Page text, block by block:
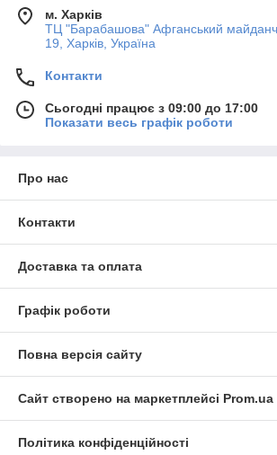
м. Харків
ТЦ "Барабашова" Афганський
19, Харків, Україна
Контакти
Сьогодні працює з 09:00 до 17:00
Показати весь графік роботи
Про нас
Контакти
Доставка та оплата
Графік роботи
Повна версія сайту
Сайт створено на маркетплейсі Prom.ua
Політика конфіденційності